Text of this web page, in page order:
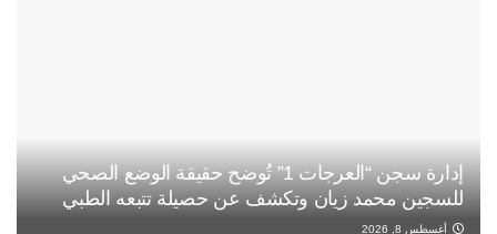
إدارة سجن “العرجات 1” تُوضح حقيقة الوضع الصحي
للسجين محمد زيان وتكشف عن حصيلة تتبعه الطبي
أغسطس 8, 2026